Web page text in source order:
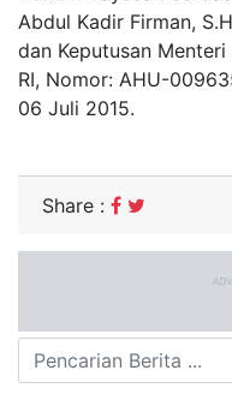
Abdul Kadir Firman,
dan Keputusan
RI, Nomor: AHU-
06 Juli 2015.
Share :